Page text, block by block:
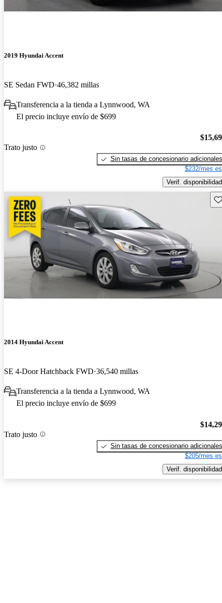
2019 Hyundai Accent
SE Sedan FWD 46,382 millas
Transferencia a la tienda a Lynnwood, WA
El precio incluye envío de $699
Trato justo
Sin tasas de concesionario adicionales
$232/mes
Verif. disponibilidad
2014 Hyundai Accent
SE 4-Door Hatchback FWD 36,540 millas
Transferencia a la tienda a Lynnwood, WA
El precio incluye envío de $699
Trato justo
Sin tasas de concesionario adicionales
$205/mes
Verif. disponibilidad